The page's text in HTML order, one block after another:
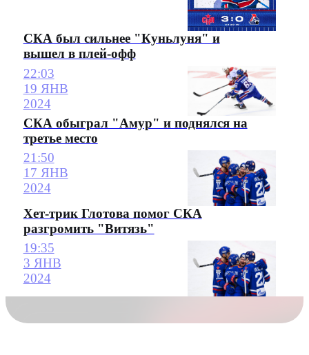
СКА был сильнее "Куньлуня" и
вышел в плей-офф
22:03
19 ЯНВ
2024
СКА обыграл "Амур" и поднялся на
третье место
21:50
17 ЯНВ
2024
Хет-трик Глотова помог СКА
разгромить "Витязь"
19:35
3 ЯНВ
2024